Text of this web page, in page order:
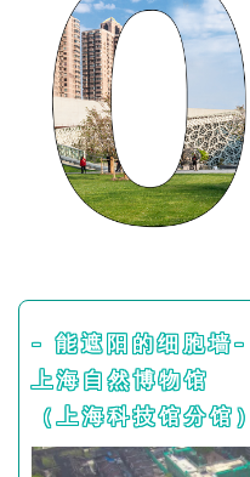
- 能遮阳的细胞墙-
上海自然博物馆
（上海科技馆分馆）